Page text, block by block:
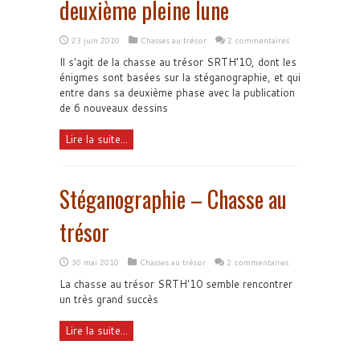
deuxième pleine lune
23 juin 2010 Chasses au trésor 2 commentaires
Il s'agit de la chasse au trésor SRTH’10, dont les
énigmes sont basées sur la stéganographie, et qui
entre dans sa deuxième phase avec la publication
de 6 nouveaux dessins
Lire la suite...
Stéganographie – Chasse au
trésor
30 mai 2010 Chasses au trésor 2 commentaires
La chasse au trésor SRTH'10 semble rencontrer
un très grand succès
Lire la suite...